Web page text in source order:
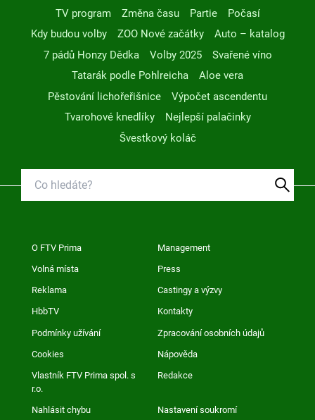
TV program
Změna času Partie
Počasí
Kdy budou volby
ZOO Nové začátky
Auto – katalog
7 pádů Honzy Dědka
Volby 2025
Svařené víno
Tatarák podle Pohlreicha
Aloe vera
Pěstování lichořeřišnice
Výpočet ascendentu
Tvarohové knedlíky
Nejlepší palačinky
Švestkový koláč
O FTV Prima Management
Volná místa Press
Reklama Castingy a výzvy
HbbTV Kontakty
Podmínky užívání Zpracování osobních údajů
Cookies Nápověda
Vlastník FTV Prima spol. s
r.o.
Redakce
Nahlásit chybu Nastavení soukromí